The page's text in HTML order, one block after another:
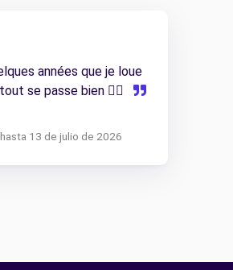
années que je loue
se passe bien 👌🏻
13 de julio de 2026